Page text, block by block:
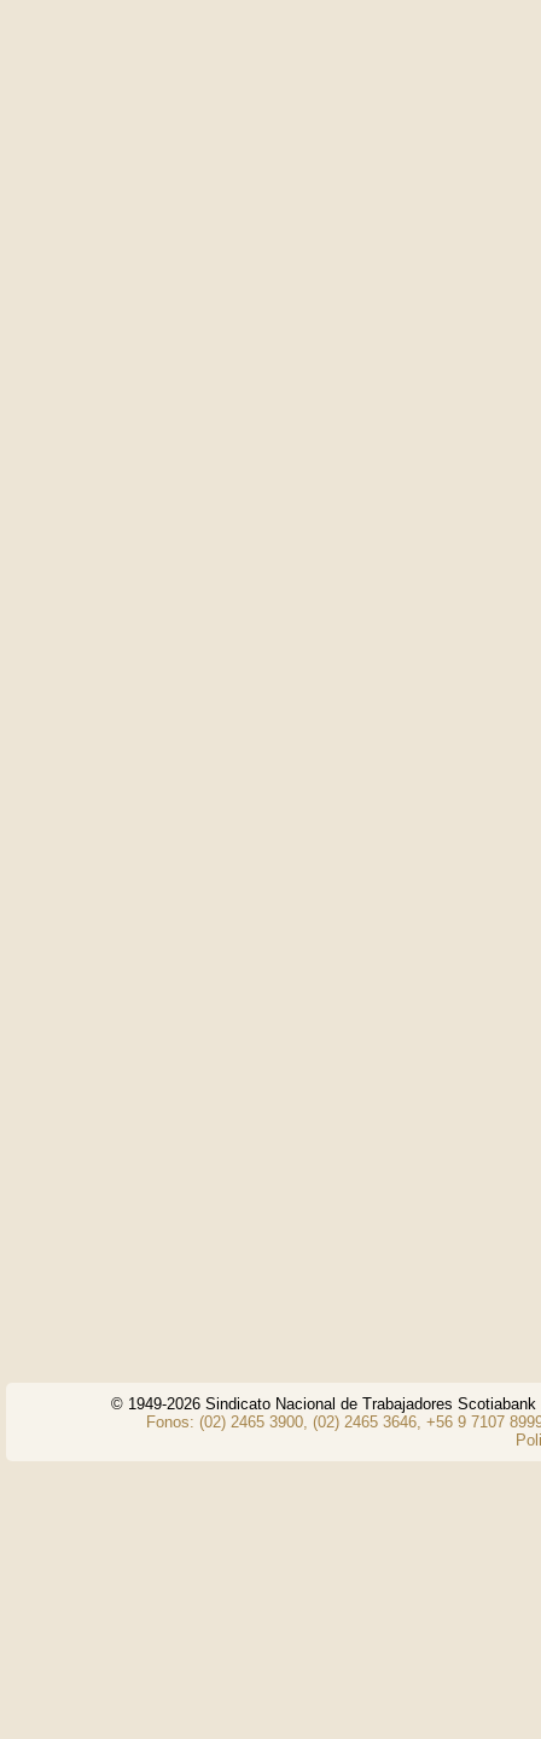
© 1949-2026 Sindicato Nacional de Trabajadores
Fonos: (02) 2465 3900, (02) 2465 3646, +56 9 7107